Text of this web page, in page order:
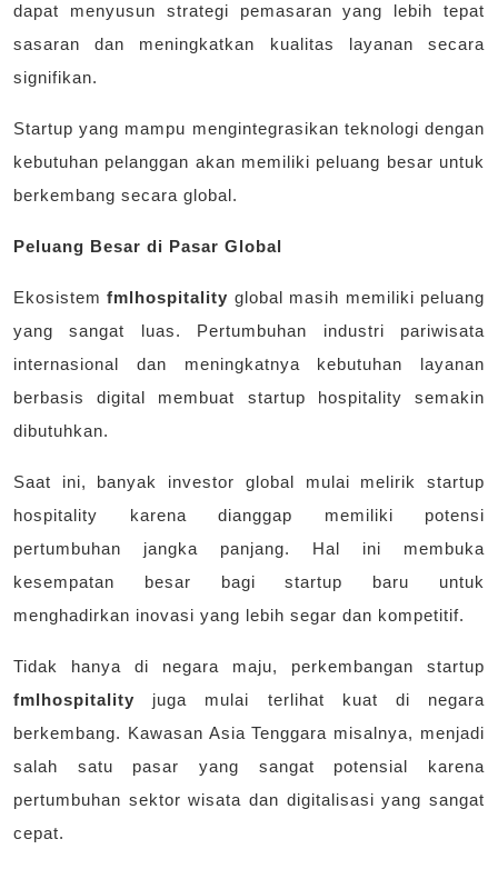
dapat menyusun strategi pemasaran yang lebih tepat
sasaran dan meningkatkan kualitas layanan secara
signifikan.
Startup yang mampu mengintegrasikan teknologi dengan
kebutuhan pelanggan akan memiliki peluang besar untuk
berkembang secara global.
Peluang Besar di Pasar Global
Ekosistemfmlhospitality global masih memiliki peluang
yang sangat luas. Pertumbuhan industri pariwisata
internasional dan meningkatnya kebutuhan layanan
berbasis digital membuat startup hospitality semakin
dibutuhkan.
Saat ini, banyak investor global mulai melirik startup
hospitality karena dianggap memiliki potensi
pertumbuhan jangka panjang. Hal ini membuka
kesempatan besar bagi startup baru untuk
menghadirkan inovasi yang lebih segar dan kompetitif.
Tidak hanya di negara maju, perkembangan startup
fmlhospitality juga mulai terlihat kuat di negara
berkembang. Kawasan Asia Tenggara misalnya, menjadi
salah satu pasar yang sangat potensial karena
pertumbuhan sektor wisata dan digitalisasi yang sangat
cepat.